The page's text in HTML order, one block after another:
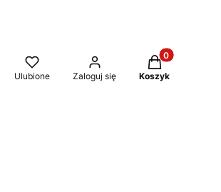
Ulubione Zaloguj się
Produkty w
Koszyk